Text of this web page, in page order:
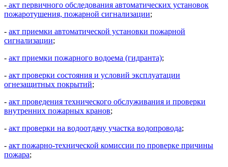
- акт первичного обследования автоматических установок
пожаротушения, пожарной сигнализации;
- акт приемки автоматической установки пожарной
сигнализации;
- акт приемки пожарного водоема (гидранта);
- акт проверки состояния и условий эксплуатации
огнезащитных покрытий;
- акт проведения технического обслуживания и проверки
внутренних пожарных кранов;
- акт проверки на водоотдачу участка водопровода;
- акт пожарно-технической комиссии по проверке причины
пожара;